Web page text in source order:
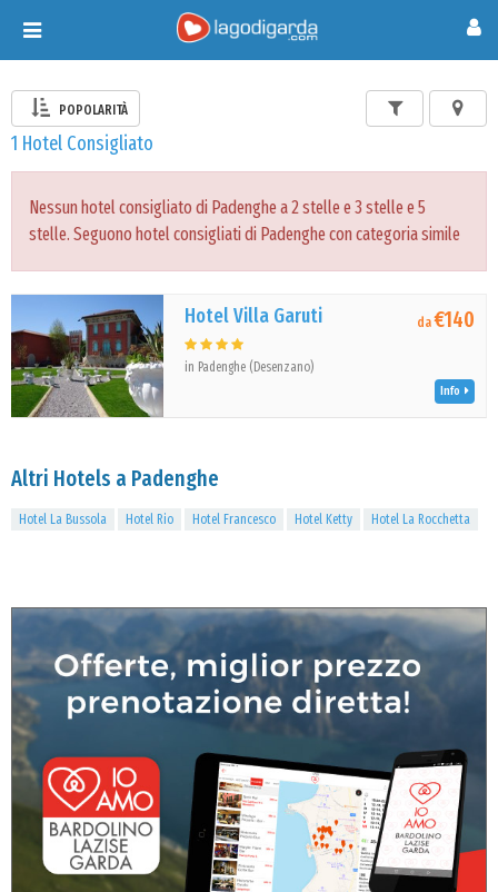
Toggle
navigation
POPOLARITÀ
1 Hotel Consigliato
Nessun hotel consigliato di Padenghe a 2 stelle e 3 stelle e 5
stelle. Seguono hotel consigliati di Padenghe con categoria simile
Hotel Villa Garuti
in Padenghe (Desenzano)
da€140
Info
Altri Hotels a Padenghe
Hotel La Bussola Hotel Rio Hotel Francesco Hotel Ketty Hotel La Rocchetta